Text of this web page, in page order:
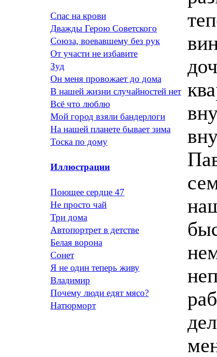
Спас на крови
Дважды Герою Советского
Союза, воевавшему без рук
От участи не избавите
Зуд
Он меня провожает до дома
В нашей жизни случайностей нет
Всё что люблю
Мой город взяли бандерлоги
На нашей планете бывает зима
Тоска по дому
Иллюстрации
Поющее сердце 47
Не просто чай
Три дома
Автопортрет в детстве
Белая ворона
Сонет
Я не один теперь живу
Владимир
Почему люди едят мясо?
Натюрморт